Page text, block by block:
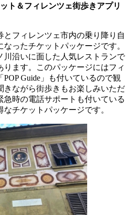
ト＆フィレンツェ街歩きアプリ
とフィレンツェ市内の乗り降り自
ったチケットパッケージです。
川沿いに面した人気レストランで
ます。このパッケージにはフィ
Guide」も付いているので観
きながら街歩きもお楽しみいただ
急時の電話サポートも付いている
チケットパッケージです。